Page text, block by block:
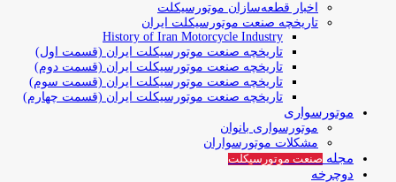
اخبار قطعه‌سازان موتورسیکلت
تاریخچه صنعت موتورسیکلت ایران
History of Iran Motorcycle Industry
تاریخچه صنعت موتورسیکلت ایران (قسمت اول)
تاریخچه صنعت موتورسیکلت ایران (قسمت دوم)
تاریخچه صنعت موتورسیکلت ایران (قسمت سوم)
تاریخچه صنعت موتورسیکلت ایران (قسمت چهارم)
موتورسواری
موتورسواری بانوان
مشکلات موتورسواران
مجله صنعت موتورسیکلت
دوچرخه